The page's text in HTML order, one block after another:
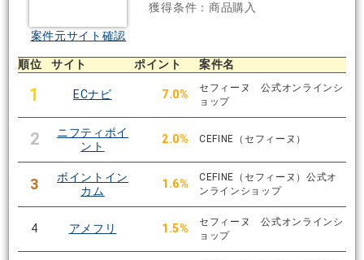
案件元サイト確認
獲得条件：商品購入
順位 サイト ポイント 案件名
1 ECナビ 7.0%
セフィーヌ 公式オンラインシ
ョップ
2
ニフティポイ
ント
2.0% CEFINE（セフィーヌ）
3
ポイントイン
カム
1.6%
CEFINE（セフィーヌ）公式オ
ンラインショップ
4 アメフリ 1.5%
セフィーヌ 公式オンラインシ
ョップ